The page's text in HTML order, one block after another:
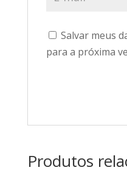
Salvar meus
para a próxima
Produtos